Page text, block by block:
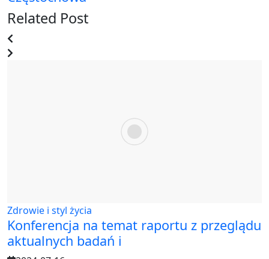
Related Post
Zdrowie i styl życia
Konferencja na temat raportu z przeglądu
aktualnych badań i